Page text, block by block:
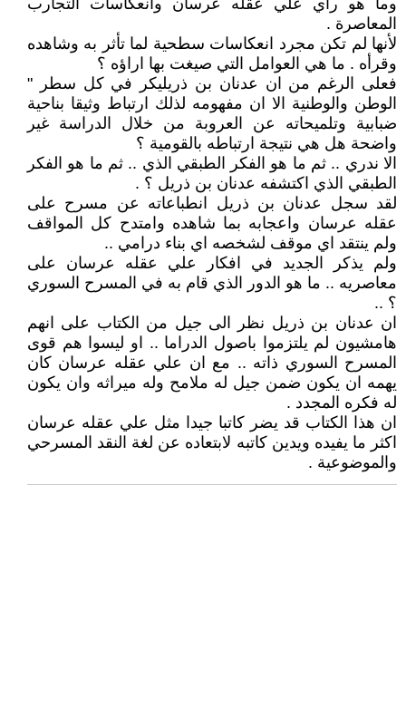
وما هو رأي علي عقله عرسان وانعكاسات التجارب
المعاصرة .
لأنها لم تكن مجرد انعكاسات سطحية لما تأثر به وشاهده
وقرأه . ما هي العوامل التي صيغت بها اراؤه ؟
فعلى الرغم من ان عدنان بن ذريليكر في كل سطر "
الوطن والوطنية الا ان مفهومه لذلك ارتباط وثيقا بناحية
ضبابية وتلميحاته عن العروبة من خلال الدراسة غير
واضحة هل هي نتيجة ارتباطه بالقومية ؟
الا ندري .. ثم ما هو الفكر الطبقي الذي .. ثم ما هو الفكر
الطبقي الذي اكتشفه عدنان بن ذريل ؟ .
لقد سجل عدنان بن ذريل انطباعاته عن مسرح على
عقله عرسان واعجابه بما شاهده وامتدح كل المواقف
ولم ينتقد اي موقف لشخصه اي بناء درامي ..
ولم يذكر الجديد في افكار علي عقله عرسان على
معاصريه .. ما هو الدور الذي قام به في المسرح السوري
؟ ..
ان عدنان بن ذريل نظر الى جيل من الكتاب على انهم
هامشيون لم يلتزموا باصول الدراما .. او ليسوا هم قوى
المسرح السوري ذاته .. مع ان علي عقله عرسان كان
يهمه ان يكون ضمن جيل له ملامح وله ميراثه وان يكون
له فكره المجدد .
ان هذا الكتاب قد يضر كاتبا جيدا مثل علي عقله عرسان
اكثر ما يفيده ويدين كاتبه لابتعاده عن لغة النقد المسرحي
والموضوعية .